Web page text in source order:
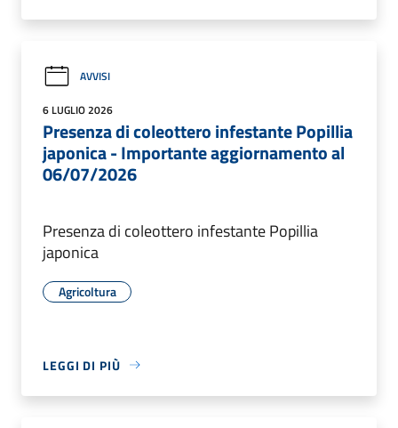
AVVISI
6 LUGLIO 2026
Presenza di coleottero infestante Popillia
japonica - Importante aggiornamento al
06/07/2026
Presenza di coleottero infestante Popillia
japonica
Agricoltura
LEGGI DI PIÙ